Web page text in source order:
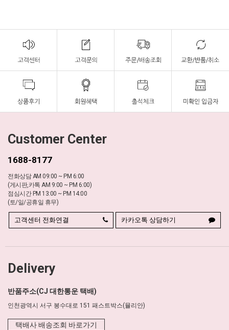
Customer Center
1688-8177
전화상담 AM 09:00 ~ PM 6:00
(게시판,카톡 AM 9:00 ~ PM 6:00)
점심시간 PM 13:00 ~ PM 14:00
(토/일/공휴일 휴무)
고객센터 전화연결 카카오톡 상담하기
Delivery
반품주소(CJ 대한통운 택배)
인천광역시 서구 봉수대로 151 패스트박스(뮬리안)
택배사 배송조회 바로가기